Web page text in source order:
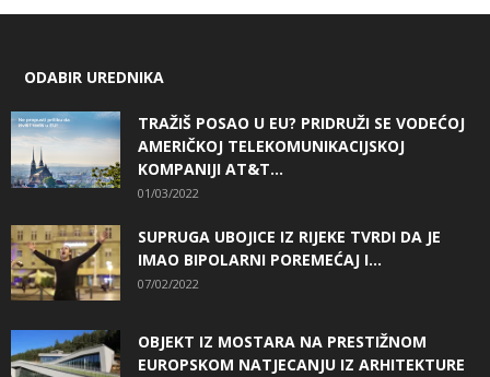
ODABIR UREDNIKA
TRAŽIŠ POSAO U EU? PRIDRUŽI SE VODEĆOJ
AMERIČKOJ TELEKOMUNIKACIJSKOJ
KOMPANIJI AT&T...
01/03/2022
SUPRUGA UBOJICE IZ RIJEKE TVRDI DA JE
IMAO BIPOLARNI POREMEĆAJ I...
07/02/2022
OBJEKT IZ MOSTARA NA PRESTIŽNOM
EUROPSKOM NATJECANJU IZ ARHITEKTURE